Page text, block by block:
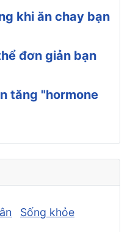
khi ăn chay bạn
đơn giản bạn
tăng "hormone
Sống khỏe